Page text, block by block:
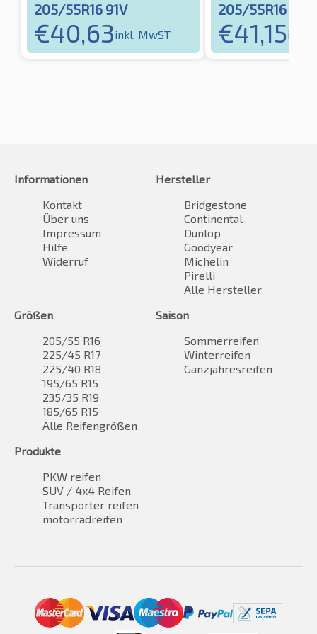
205/55R16 91V
€40,63inkl. MwST
205/55R16 91V
€41,15inkl.
Informationen
Kontakt
Über uns
Impressum
Hilfe
Widerruf
Hersteller
Bridgestone
Continental
Dunlop
Goodyear
Michelin
Pirelli
Alle Hersteller
Größen
205/55 R16
225/45 R17
225/40 R18
195/65 R15
235/35 R19
185/65 R15
Alle Reifengrößen
Saison
Sommerreifen
Winterreifen
Ganzjahresreifen
Produkte
PKW reifen
SUV / 4x4 Reifen
Transporter reifen
motorradreifen